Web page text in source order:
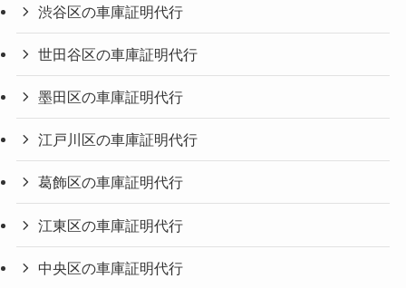
渋谷区の車庫証明代行
世田谷区の車庫証明代行
墨田区の車庫証明代行
江戸川区の車庫証明代行
葛飾区の車庫証明代行
江東区の車庫証明代行
中央区の車庫証明代行